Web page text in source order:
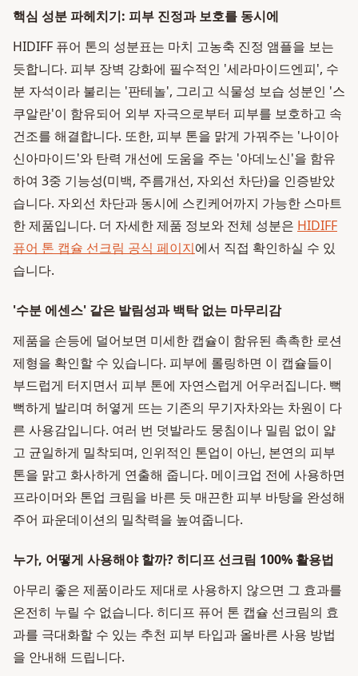
핵심 성분 파헤치기: 피부 진정과 보호를 동시에
HIDIFF 퓨어 톤의 성분표는 마치 고농축 진정 앰플을 보는
듯합니다. 피부 장벽 강화에 필수적인 '세라마이드엔피', 수
분 자석이라 불리는 '판테놀', 그리고 식물성 보습 성분인 '스
쿠알란'이 함유되어 외부 자극으로부터 피부를 보호하고 속
건조를 해결합니다. 또한, 피부 톤을 맑게 가꿔주는 '나이아
신아마이드'와 탄력 개선에 도움을 주는 '아데노신'을 함유
하여 3중 기능성(미백, 주름개선, 자외선 차단)을 인증받았
습니다. 자외선 차단과 동시에 스킨케어까지 가능한 스마트
한 제품입니다. 더 자세한 제품 정보와 전체 성분은 HIDIFF
퓨어 톤 캡슐 선크림 공식 페이지에서 직접 확인하실 수 있
습니다.
'수분 에센스' 같은 발림성과 백탁 없는 마무리감
제품을 손등에 덜어보면 미세한 캡슐이 함유된 촉촉한 로션
제형을 확인할 수 있습니다. 피부에 롤링하면 이 캡슐들이
부드럽게 터지면서 피부 톤에 자연스럽게 어우러집니다. 뻑
뻑하게 발리며 허옇게 뜨는 기존의 무기자차와는 차원이 다
른 사용감입니다. 여러 번 덧발라도 뭉침이나 밀림 없이 얇
고 균일하게 밀착되며, 인위적인 톤업이 아닌, 본연의 피부
톤을 맑고 화사하게 연출해 줍니다. 메이크업 전에 사용하면
프라이머와 톤업 크림을 바른 듯 매끈한 피부 바탕을 완성해
주어 파운데이션의 밀착력을 높여줍니다.
누가, 어떻게 사용해야 할까? 히디프 선크림 100% 활용법
아무리 좋은 제품이라도 제대로 사용하지 않으면 그 효과를
온전히 누릴 수 없습니다. 히디프 퓨어 톤 캡슐 선크림의 효
과를 극대화할 수 있는 추천 피부 타입과 올바른 사용 방법
을 안내해 드립니다.